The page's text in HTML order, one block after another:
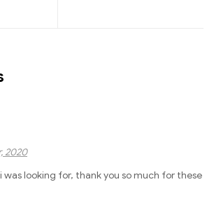
2020
was looking for, thank you so much for these